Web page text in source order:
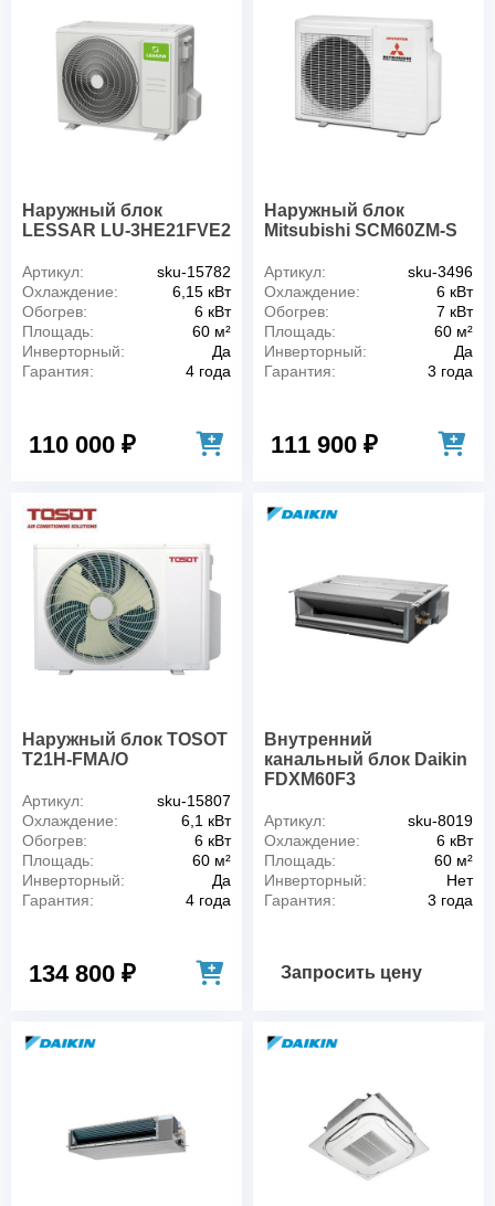
Наружный блок
LESSAR LU-3HE21FVE2
Артикул:
sku-15782
Охлаждение:
6,15 кВт
Обогрев:
6 кВт
Площадь:
60 м²
Инверторный:
Да
Гарантия:
4 года
110 000 ₽
Наружный блок
Mitsubishi SCM60ZM-S
Артикул:
sku-3496
Охлаждение:
6 кВт
Обогрев:
7 кВт
Площадь:
60 м²
Инверторный:
Да
Гарантия:
3 года
111 900 ₽
Наружный блок TOSOT
T21H-FMA/O
Артикул:
sku-15807
Охлаждение:
6,1 кВт
Обогрев:
6 кВт
Площадь:
60 м²
Инверторный:
Да
Гарантия:
4 года
134 800 ₽
Внутренний
канальный блок Daikin
FDXM60F3
Артикул:
sku-8019
Охлаждение:
6 кВт
Площадь:
60 м²
Инверторный:
Нет
Гарантия:
3 года
Запросить цену